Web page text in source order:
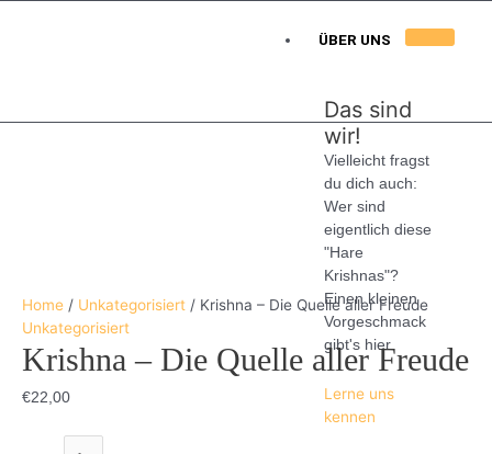
ÜBER UNS
Das sind
wir!
Vielleicht fragst
du dich auch:
Wer sind
eigentlich diese
"Hare
Krishnas"?
Einen kleinen
Vorgeschmack
gibt's hier.
Lerne uns
kennen
Home / Unkategorisiert / Krishna – Die Quelle aller Freude
Unkategorisiert
Krishna – Die Quelle aller Freude
€22,00
quantity